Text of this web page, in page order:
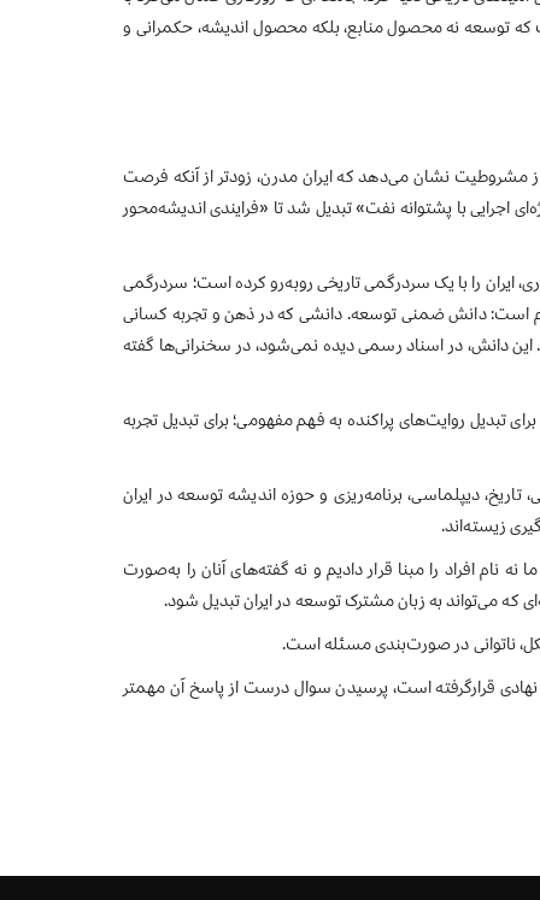
که توسعه نه محصول منابع، بلکه محصول اندیشه، حکمرانی و
مشروطیت نشان می‌دهد که ایران مدرن، زودتر از آنکه فرصت
اجرایی با پشتوانه نفت» تبدیل شد تا «فرایندی اندیشه‌محور
را با یک سردرگمی تاریخی روبه‌رو کرده است؛ سردرگمی
مهم است: دانش ضمنی توسعه. دانشی که در ذهن و تجربه کسانی
دانش، در اسناد رسمی دیده نمی‌شود، در سخنرانی‌ها گفته
روایت‌های پراکنده به فهم مفهومی؛ برای تبدیل تجربه
دیپلماسی، برنامه‌ریزی و حوزه اندیشه توسعه در ایران
زیسته‌اند.
افراد را مبنا قرار دادیم و نه گفته‌های آنان را به‌صورت
که می‌تواند به زبان مشترک توسعه در ایران تبدیل شود.
ناتوانی در صورت‌بندی مسئله است.
نهادی قرارگرفته است، پرسیدن سوال درست از پاسخ آن مهمتر